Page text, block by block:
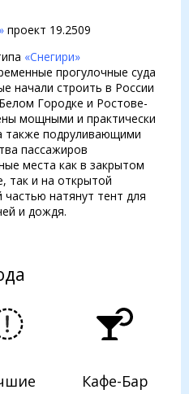
проект 19.2509
«Снегири»
прогулочные суда
начали строить в России
Городке и Ростове-
мощными и практически
подруливающими
пассажиров
места как в закрытом
так и на открытой
натянут тент для
и дождя.
Кафе-Бар